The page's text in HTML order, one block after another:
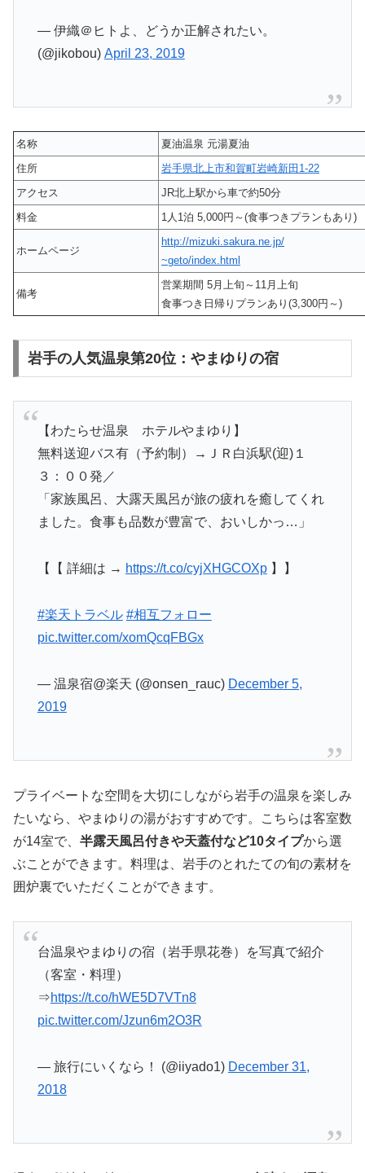
— 伊織＠ヒトよ、どうか正解されたい。
(@jikobou) April 23, 2019
名称
夏油温泉 元湯夏油
住所
岩手県北上市和賀町岩崎新田1-22
アクセス
JR北上駅から車で約50分
料金
1人1泊 5,000円～(食事つきプランもあり)
ホームページ
http://mizuki.sakura.ne.jp/
~geto/index.html
備考
営業期間 5月上旬～11月上旬
食事つき日帰りプランあり(3,300円～)
岩手の人気温泉第20位：やまゆりの宿
【わたらせ温泉 ホテルやまゆり】
無料送迎バス有（予約制）→ＪＲ白浜駅(迎)１
３：００発／
「家族風呂、大露天風呂が旅の疲れを癒してくれ
ました。食事も品数が豊富で、おいしかっ…」
【【 詳細は → https://t.co/cyjXHGCOXp】】
#楽天トラベル #相互フォロー
pic.twitter.com/xomQcqFBGx
— 温泉宿@楽天 (@onsen_rauc) December 5,
2019
プライベートな空間を大切にしながら岩手の温泉を楽しみ
たいなら、やまゆりの湯がおすすめです。こちらは客室数
が14室で、 半露天風呂付きや天蓋付など10タイプから選
ぶことができます。料理は、岩手のとれたての旬の素材を
囲炉裏でいただくことができます。
台温泉やまゆりの宿（岩手県花巻）を写真で紹介
（客室・料理）
⇒https://t.co/hWE5D7VTn8
pic.twitter.com/Jzun6m2O3R
— 旅行にいくなら！ (@iiyado1) December 31,
2018